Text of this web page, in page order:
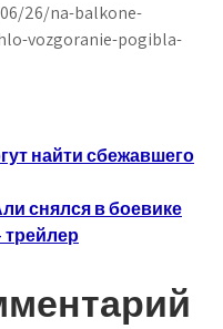
26/na-balkone-
vozgoranie-pogibla-
найти сбежавшего
снялся в боевике
трейлер